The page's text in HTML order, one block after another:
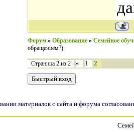
Форум » Образование » Семейное
обращением?)
Страница 2 из 2 « 1 2
материалов с сайта и форума